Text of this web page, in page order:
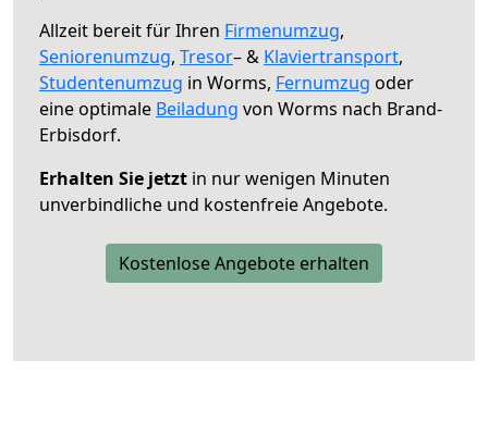
Allzeit bereit für Ihren Firmenumzug,
Seniorenumzug, Tresor– & Klaviertransport,
Studentenumzug in Worms, Fernumzug oder
eine optimale Beiladung von Worms nach Brand-
Erbisdorf.
Erhalten Sie jetzt in nur wenigen Minuten
unverbindliche und kostenfreie Angebote.
Kostenlose Angebote erhalten